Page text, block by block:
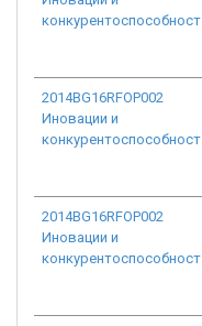
конкурентоспособност
2014BG16RFOP002
Иновации и
конкурентоспособност
2014BG16RFOP002
Иновации и
конкурентоспособност